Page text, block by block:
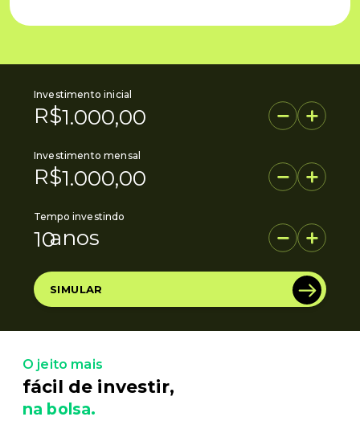
Investimento inicial
R$
Investimento mensal
R$
Tempo investindo
anos
SIMULAR
O jeito mais
fácil de investir,
na bolsa.